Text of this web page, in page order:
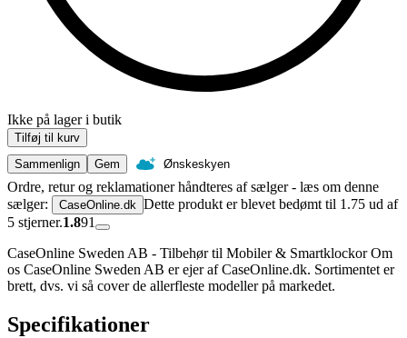
Ikke på lager i butik
Tilføj til kurv
Sammenlign
Gem Ønskeskyen
Ordre, retur og reklamationer håndteres af sælger - læs om denne
sælger:
CaseOnline.dk Dette produkt er blevet bedømt til 1.75 ud af
5 stjerner.1.891
CaseOnline Sweden AB - Tilbehør til Mobiler & Smartklockor Om
os CaseOnline Sweden AB er ejer af CaseOnline.dk. Sortimentet er
brett, dvs. vi så cover de allerfleste modeller på markedet.
Specifikationer